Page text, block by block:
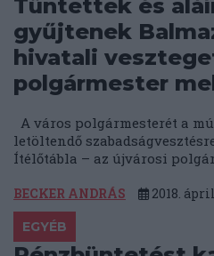
Tüntettek és
gyűjtenek
hivatali
polgármester
A város polgármesterét a
letöltendő
Ítélőtábla – az újvárosi
BECKER ANDRÁS 2018.
EGYÉB